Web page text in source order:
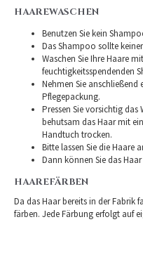
HAAREWASCHEN
Benutzen Sie kein
Das Shampoo sollte
Waschen Sie Ihre Haare
feuchtigkeitsspendenden
Nehmen Sie anschließend
Pflegepackung.
Pressen Sie vorsichtig
behutsam das Haar mit
Handtuch trocken.
Bitte lassen Sie die Haare
Dann können Sie das
HAAREFÄRBEN
Da das Haar bereits in der Fabrik
färben. Jede Färbung erfolgt auf